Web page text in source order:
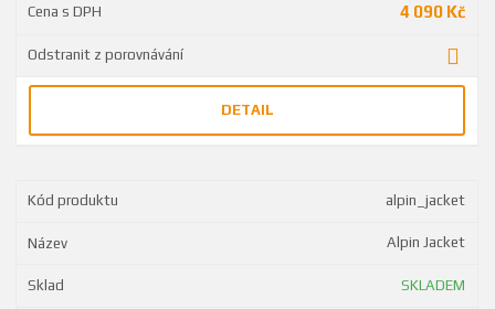
4 090 Kč
DETAIL
alpin_jacket
Alpin Jacket
SKLADEM